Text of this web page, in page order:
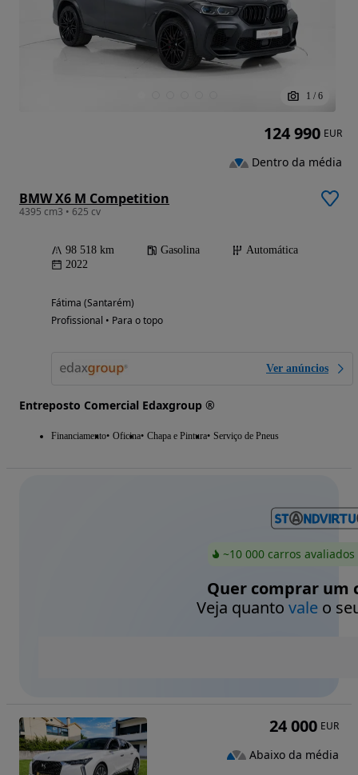
1 / 6
BMW X6 M Competition
4395 cm3 • 625 cv
98 518 km Gasolina
Automática
2022
Fátima (Santarém)
Profissional • Para o topo
Ver anúncios
Entreposto Comercial Edaxgroup ®
Financiamento Oficina Chapa e Pintura Serviço de Pneus
124 990 EUR
Dentro da média
~10 000 carros
Quer comprar um
Veja quanto valeo
24 000 EUR
Abaixo da média